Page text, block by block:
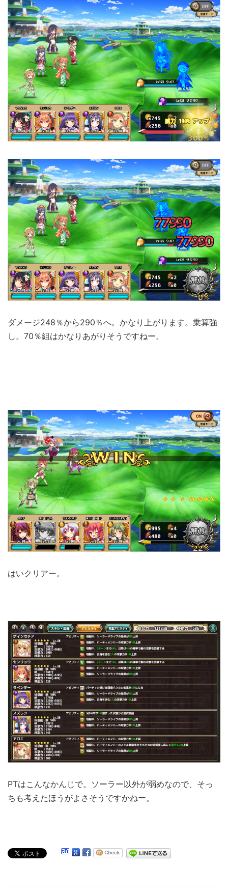
ダメージ248％から290％へ。かなり上がります。乗算強
し。70％組はかなりあがりそうですねー。
はいクリアー。
PTはこんなかんじで。ソーラー以外が弱めなので、そっ
ちも考えたほうがよさそうですかねー。